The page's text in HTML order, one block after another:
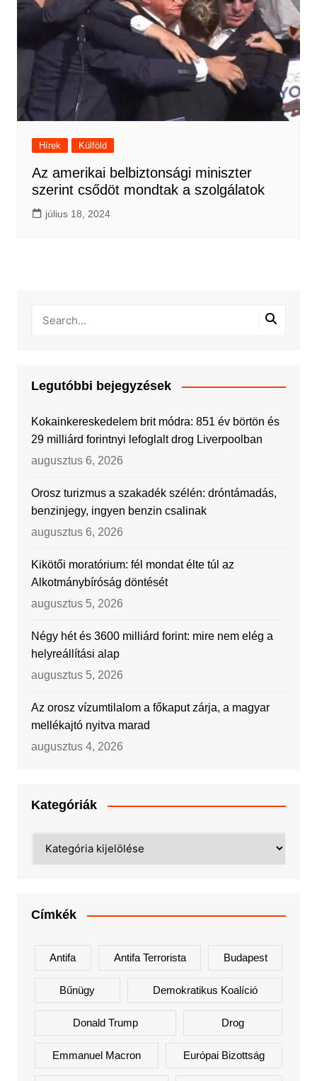
Hírek Külföld
Az amerikai belbiztonsági miniszter
szerint csődöt mondtak a szolgálatok
július 18, 2024
Legutóbbi bejegyzések
Kokainkereskedelem brit módra: 851 év börtön és
29 milliárd forintnyi lefoglalt drog Liverpoolban
augusztus 6, 2026
Orosz turizmus a szakadék szélén: dróntámadás,
benzinjegy, ingyen benzin csalinak
augusztus 6, 2026
Kikötői moratórium: fél mondat élte túl az
Alkotmánybíróság döntését
augusztus 5, 2026
Négy hét és 3600 milliárd forint: mire nem elég a
helyreállítási alap
augusztus 5, 2026
Az orosz vízumtilalom a főkaput zárja, a magyar
mellékajtó nyitva marad
augusztus 4, 2026
Kategóriák
Címkék
Antifa Antifa Terrorista Budapest
Bűnügy Demokratikus Koalíció
Donald Trump Drog
Emmanuel Macron Európai Bizottság